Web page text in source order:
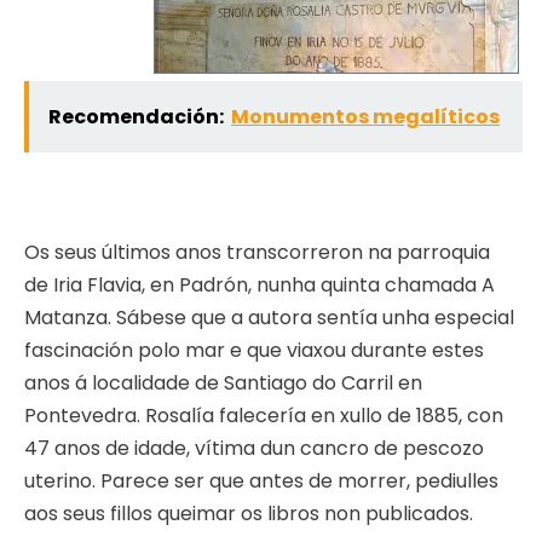
Recomendación: Monumentos megalíticos
Os seus últimos anos transcorreron na parroquia
de Iria Flavia, en Padrón, nunha quinta chamada A
Matanza. Sábese que a autora sentía unha especial
fascinación polo mar e que viaxou durante estes
anos á localidade de Santiago do Carril en
Pontevedra. Rosalía falecería en xullo de 1885, con
47 anos de idade, vítima dun cancro de pescozo
uterino. Parece ser que antes de morrer, pediulles
aos seus fillos queimar os libros non publicados.